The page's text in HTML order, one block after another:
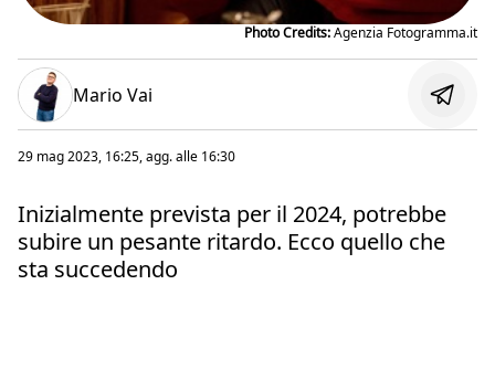
Photo Credits:Agenzia Fotogramma.it
Mario Vai
29 mag 2023, 16:25, agg. alle 16:30
Inizialmente prevista per il 2024, potrebbe
subire un pesante ritardo. Ecco quello che
sta succedendo